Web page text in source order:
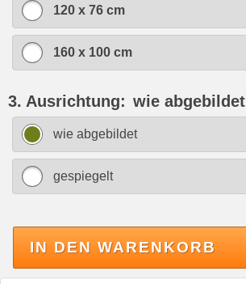
120 x 76 cm
160 x 100 cm
3. Ausrichtung: wie abgebildet
wie abgebildet
gespiegelt
IN DEN WARENKORB